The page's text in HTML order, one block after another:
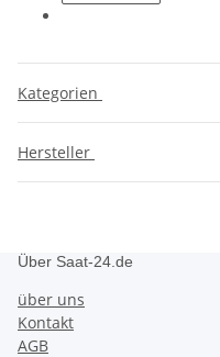
Kategorien
Hersteller
Über Saat-24.de
über uns
Kontakt
AGB